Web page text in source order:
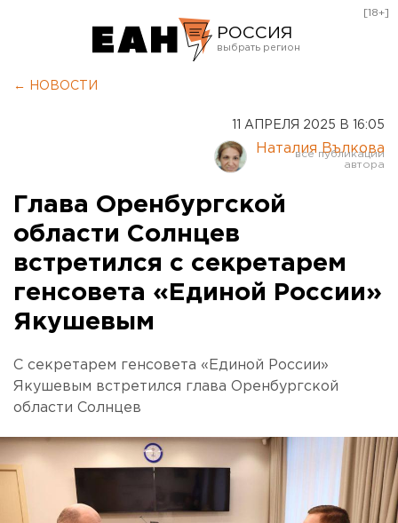
РОССИЯ
Курган
Оренбург
[18+]
← НОВОСТИ
11 АПРЕЛЯ 2025 В 16:05
Наталия Вълкова
Глава Оренбургской
области Солнцев
встретился с секретарем
генсовета «Единой России»
Якушевым
С секретарем генсовета «Единой России»
Якушевым встретился глава Оренбургской
области Солнцев